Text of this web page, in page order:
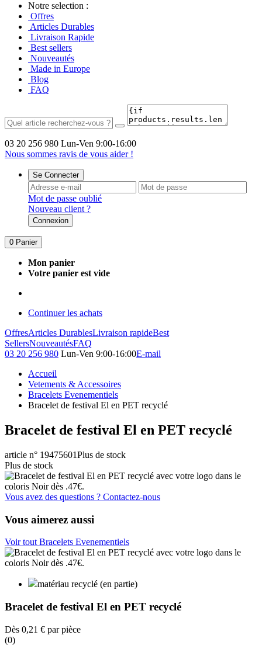
Notre selection :
Offres
Articles Durables
Livraison Rapide
Best sellers
Nouveautés
Made in Europe
Blog
FAQ
03 20 256 980 Lun-Ven 9:00-16:00
Nous sommes ravis de vous aider !
Se Connecter
Mot de passe oublié
Nouveau client ?
Connexion
0 Panier
Mon panier
Votre panier est vide
Continuer les achats
OffresArticles DurablesLivraison rapideBest
SellersNouveautésFAQ
03 20 256 980 Lun-Ven 9:00-16:00E-mail
Accueil
Vetements & Accessoires
Bracelets Evenementiels
Bracelet de festival El en PET recyclé
Bracelet de festival El en PET recyclé
article n° 19475601Plus de stock
Plus de stock
Vous avez des questions ? Contactez-nous
Vous aimerez aussi
Voir tout Bracelets Evenementiels
matériau recyclé (en partie)
Bracelet de festival El en PET recyclé
Dès 0,21 € par pièce
(0)